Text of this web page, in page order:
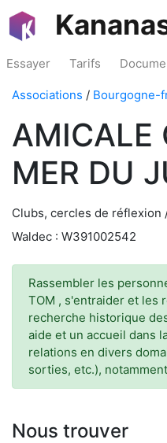
Essayer Tarifs
Associations / Bourgogne-
AMICALE
MER DU
Clubs, cercles de réflexion
Waldec : W391002542
Rassembler les
TOM , s'entraider et les
recherche historique
aide et un accueil dans
relations en divers
sorties, etc.),
Nous trouver